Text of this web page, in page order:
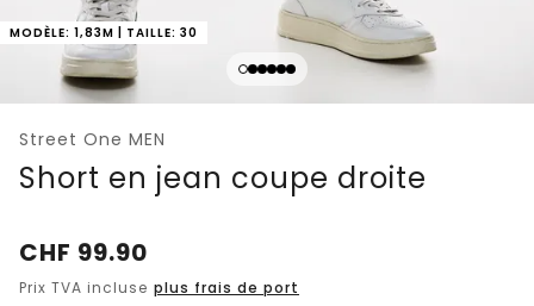
MODÈLE: 1,83M | TAILLE: 30
Street One MEN
Short en jean coupe droite
CHF 99.90
Prix TVA incluse plus frais de port